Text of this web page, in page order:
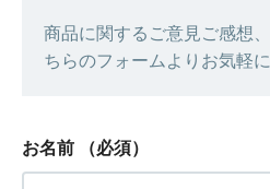
商品に関するご意見ご感想
ちらのフォームよりお気軽
お名前 （必須）